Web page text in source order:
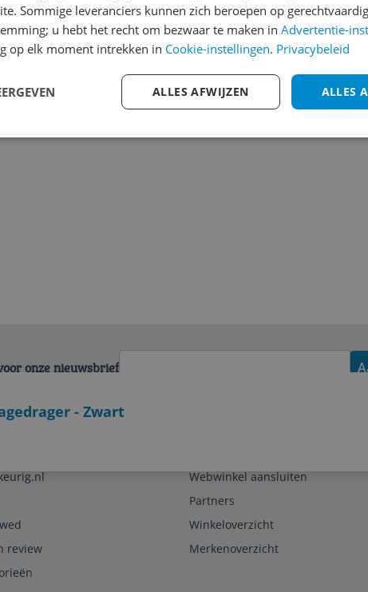
Cijfer
Welk cijfer geef jij dit
3
1
- Zwart
onze nieuwsbrief
review
Webwinkel aansluiten
Partners
Winkeloverzicht
Merkenoverzicht
Sommige leveranciers kunnen zich beroepen op
u hebt het recht om bezwaar te maken in Advertentie-
op elk moment intrekken in Cookie-instellingen. Privacybeleid
ALLES
ALLES AFWIJZEN